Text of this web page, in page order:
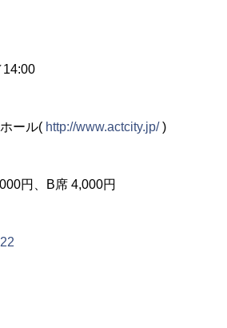
ール( http://www.actcity.jp/)
円、B席 4,000円